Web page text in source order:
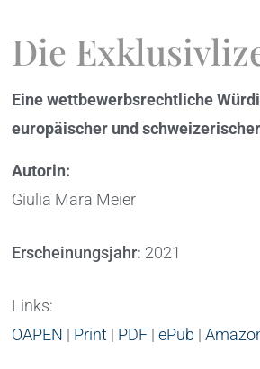
Die
Eine wettbewerbsrechtliche
europäischer und
Autorin:
Giulia Mara Meier
Erscheinungsjahr: 2021
Links:
OAPEN | Print | PDF |ePub |